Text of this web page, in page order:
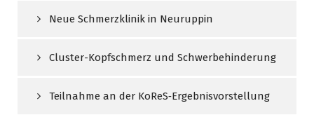
Neue Schmerzklinik in Neuruppin
Cluster-Kopfschmerz und Schwerbehinderung
Teilnahme an der KoReS‑Ergebnisvorstellung